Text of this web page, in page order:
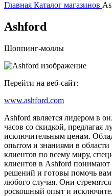
Главная Каталог магазинов
Ashford
Шоппинг-моллы
Перейти на веб-сайт:
www.ashford.com
Ashford является лидером в
часов со скидкой, предлагая
исключительным ценам.
опытом и знаниями в
клиентов по всему миру,
клиентов в Ashford понимают
решений и готовы помочь
любого случая. Они
роскошный опыт и